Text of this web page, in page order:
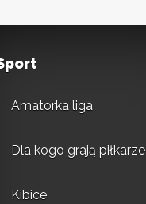
Amatorka liga
Dla kogo grają piłkarze
Kibice